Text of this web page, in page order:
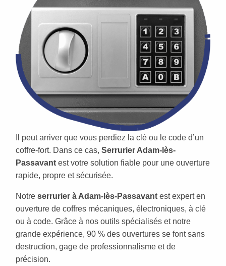
Il peut arriver que vous perdiez la clé ou le code d’un
coffre-fort. Dans ce cas, Serrurier Adam-lès-
Passavant est votre solution fiable pour une ouverture
rapide, propre et sécurisée.
Notre serrurier à Adam-lès-Passavant est expert en
ouverture de coffres mécaniques, électroniques, à clé
ou à code. Grâce à nos outils spécialisés et notre
grande expérience, 90 % des ouvertures se font sans
destruction, gage de professionnalisme et de
précision.